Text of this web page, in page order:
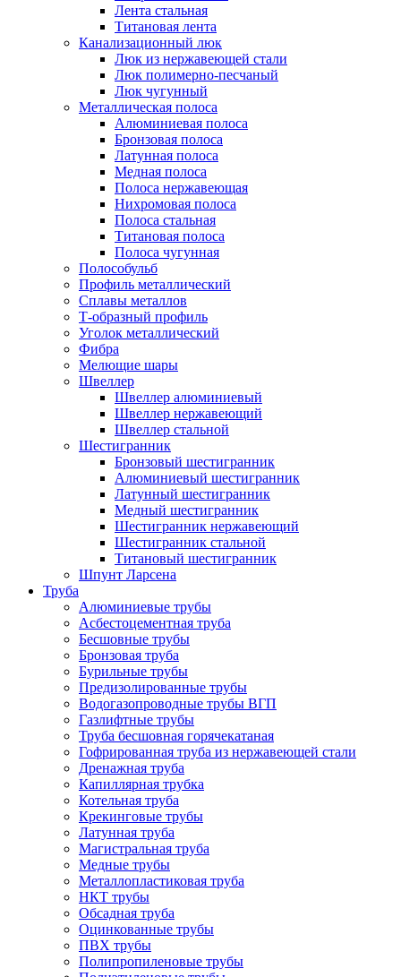
Лента стальная
Титановая лента
Канализационный люк
Люк из нержавеющей стали
Люк полимерно-песчаный
Люк чугунный
Металлическая полоса
Алюминиевая полоса
Бронзовая полоса
Латунная полоса
Медная полоса
Полоса нержавеющая
Нихромовая полоса
Полоса стальная
Титановая полоса
Полоса чугунная
Полособульб
Профиль металлический
Сплавы металлов
Т-образный профиль
Уголок металлический
Фибра
Мелющие шары
Швеллер
Швеллер алюминиевый
Швеллер нержавеющий
Швеллер стальной
Шестигранник
Бронзовый шестигранник
Алюминиевый шестигранник
Латунный шестигранник
Медный шестигранник
Шестигранник нержавеющий
Шестигранник стальной
Титановый шестигранник
Шпунт Ларсена
Труба
Алюминиевые трубы
Асбестоцементная труба
Бесшовные трубы
Бронзовая труба
Бурильные трубы
Предизолированные трубы
Водогазопроводные трубы ВГП
Газлифтные трубы
Труба бесшовная горячекатаная
Гофрированная труба из нержавеющей стали
Дренажная труба
Капиллярная трубка
Котельная труба
Крекинговые трубы
Латунная труба
Магистральная труба
Медные трубы
Металлопластиковая труба
НКТ трубы
Обсадная труба
Оцинкованные трубы
ПВХ трубы
Полипропиленовые трубы